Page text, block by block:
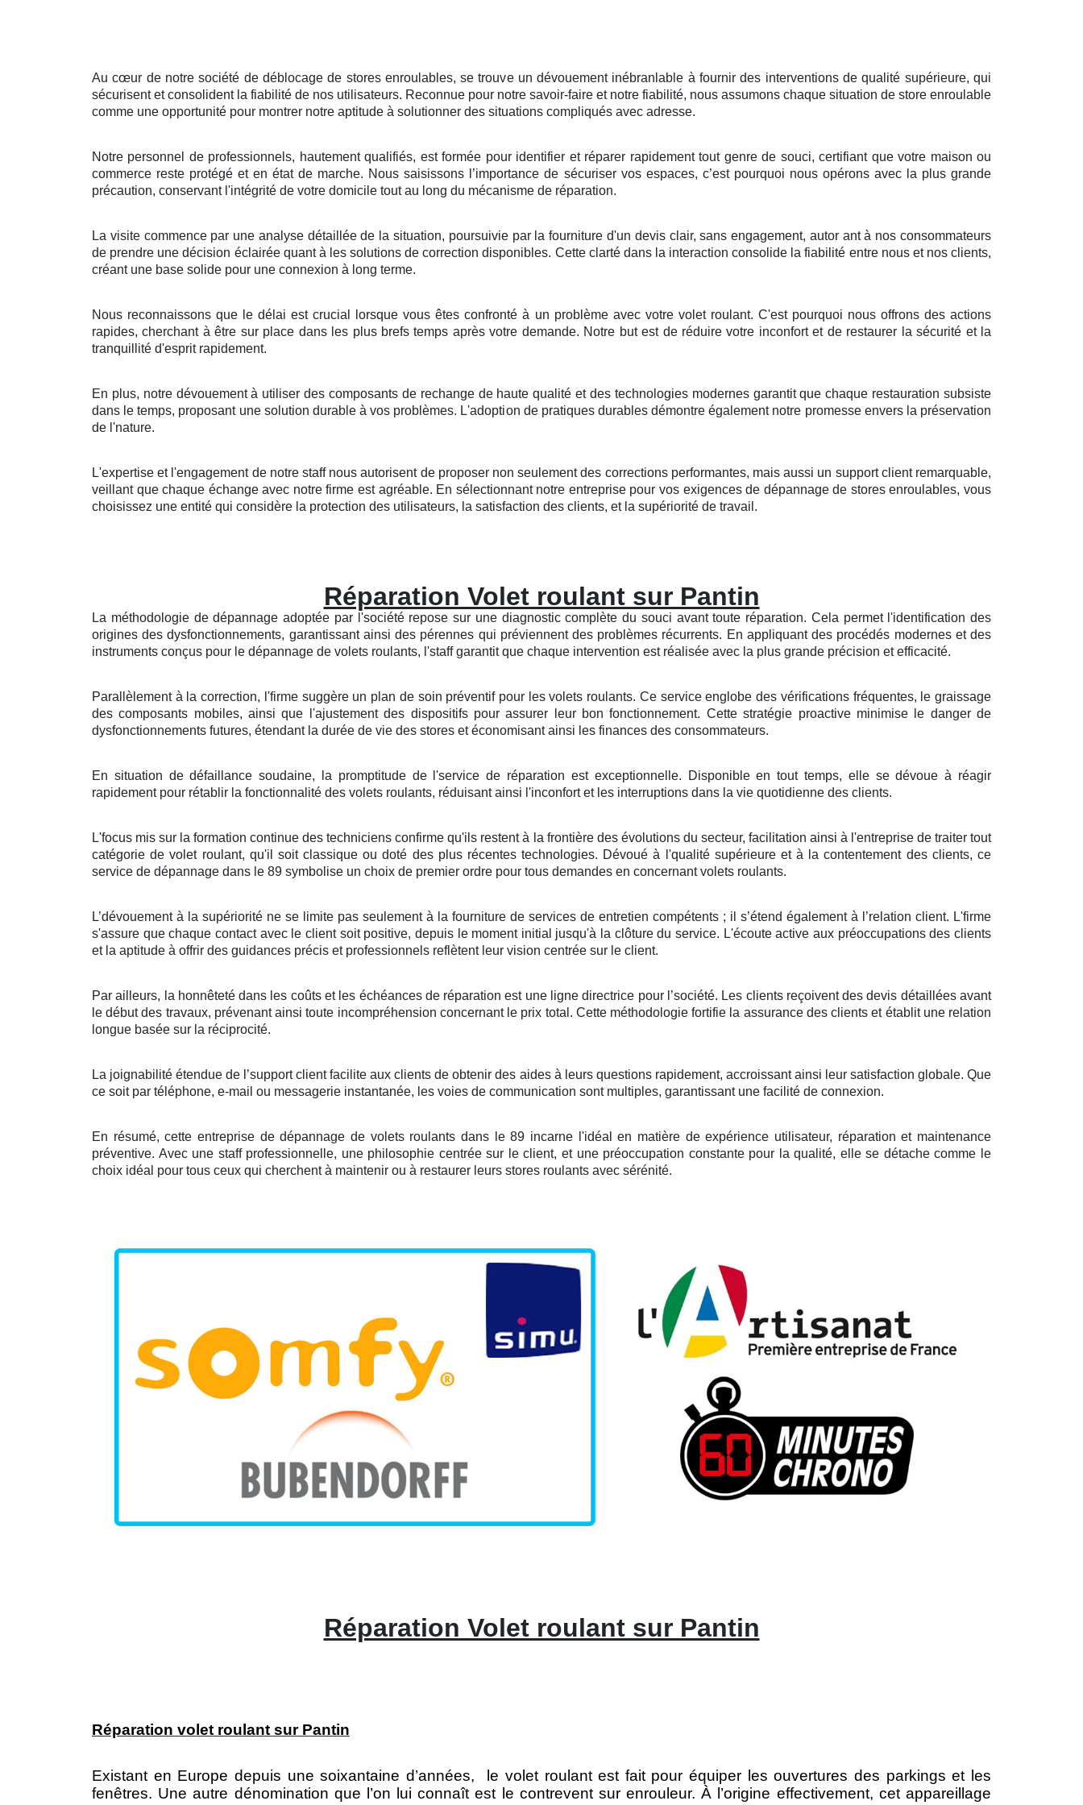
Au cœur de notre société de déblocage de stores enroulables, se trouve un dévouement inébranlable à fournir des interventions de qualité supérieure, qui
sécurisent et consolident la fiabilité de nos utilisateurs. Reconnue pour notre savoir-faire et notre fiabilité, nous assumons chaque situation de store enroulable
comme une opportunité pour montrer notre aptitude à solutionner des situations compliqués avec adresse.
Notre personnel de professionnels, hautement qualifiés, est formée pour identifier et réparer rapidement tout genre de souci, certifiant que votre maison ou
commerce reste protégé et en état de marche. Nous saisissons l’importance de sécuriser vos espaces, c’est pourquoi nous opérons avec la plus grande
précaution, conservant l'intégrité de votre domicile tout au long du mécanisme de réparation.
La visite commence par une analyse détaillée de la situation, poursuivie par la fourniture d'un devis clair, sans engagement, autor ant à nos consommateurs
de prendre une décision éclairée quant à les solutions de correction disponibles. Cette clarté dans la interaction consolide la fiabilité entre nous et nos clients,
créant une base solide pour une connexion à long terme.
Nous reconnaissons que le délai est crucial lorsque vous êtes confronté à un problème avec votre volet roulant. C'est pourquoi nous offrons des actions
rapides, cherchant à être sur place dans les plus brefs temps après votre demande. Notre but est de réduire votre inconfort et de restaurer la sécurité et la
tranquillité d'esprit rapidement.
En plus, notre dévouement à utiliser des composants de rechange de haute qualité et des technologies modernes garantit que chaque restauration subsiste
dans le temps, proposant une solution durable à vos problèmes. L'adoption de pratiques durables démontre également notre promesse envers la préservation
de l'nature.
L'expertise et l'engagement de notre staff nous autorisent de proposer non seulement des corrections performantes, mais aussi un support client remarquable,
veillant que chaque échange avec notre firme est agréable. En sélectionnant notre entreprise pour vos exigences de dépannage de stores enroulables, vous
choisissez une entité qui considère la protection des utilisateurs, la satisfaction des clients, et la supériorité de travail.
Réparation Volet roulant sur Pantin
La méthodologie de dépannage adoptée par l'société repose sur une diagnostic complète du souci avant toute réparation. Cela permet l'identification des
origines des dysfonctionnements, garantissant ainsi des pérennes qui préviennent des problèmes récurrents. En appliquant des procédés modernes et des
instruments conçus pour le dépannage de volets roulants, l'staff garantit que chaque intervention est réalisée avec la plus grande précision et efficacité.
Parallèlement à la correction, l'firme suggère un plan de soin préventif pour les volets roulants. Ce service englobe des vérifications fréquentes, le graissage
des composants mobiles, ainsi que l'ajustement des dispositifs pour assurer leur bon fonctionnement. Cette stratégie proactive minimise le danger de
dysfonctionnements futures, étendant la durée de vie des stores et économisant ainsi les finances des consommateurs.
En situation de défaillance soudaine, la promptitude de l'service de réparation est exceptionnelle. Disponible en tout temps, elle se dévoue à réagir
rapidement pour rétablir la fonctionnalité des volets roulants, réduisant ainsi l'inconfort et les interruptions dans la vie quotidienne des clients.
L'focus mis sur la formation continue des techniciens confirme qu'ils restent à la frontière des évolutions du secteur, facilitation ainsi à l'entreprise de traiter tout
catégorie de volet roulant, qu'il soit classique ou doté des plus récentes technologies. Dévoué à l'qualité supérieure et à la contentement des clients, ce
service de dépannage dans le 89 symbolise un choix de premier ordre pour tous demandes en concernant volets roulants.
L’dévouement à la supériorité ne se limite pas seulement à la fourniture de services de entretien compétents ; il s’étend également à l’relation client. L'firme
s'assure que chaque contact avec le client soit positive, depuis le moment initial jusqu'à la clôture du service. L'écoute active aux préoccupations des clients
et la aptitude à offrir des guidances précis et professionnels reflètent leur vision centrée sur le client.
Par ailleurs, la honnêteté dans les coûts et les échéances de réparation est une ligne directrice pour l’société. Les clients reçoivent des devis détaillées avant
le début des travaux, prévenant ainsi toute incompréhension concernant le prix total. Cette méthodologie fortifie la assurance des clients et établit une relation
longue basée sur la réciprocité.
La joignabilité étendue de l’support client facilite aux clients de obtenir des aides à leurs questions rapidement, accroissant ainsi leur satisfaction globale. Que
ce soit par téléphone, e-mail ou messagerie instantanée, les voies de communication sont multiples, garantissant une facilité de connexion.
En résumé, cette entreprise de dépannage de volets roulants dans le 89 incarne l'idéal en matière de expérience utilisateur, réparation et maintenance
préventive. Avec une staff professionnelle, une philosophie centrée sur le client, et une préoccupation constante pour la qualité, elle se détache comme le
choix idéal pour tous ceux qui cherchent à maintenir ou à restaurer leurs stores roulants avec sérénité.
Réparation Volet roulant sur Pantin
Réparation volet roulant sur Pantin
Existant en Europe depuis une soixantaine d’années,
le volet roulant est fait pour équiper les ouvertures des parkings et les
fenêtres. Une autre dénomination que l’on lui connaît est le contrevent sur enrouleur. À l’origine effectivement, cet appareillage